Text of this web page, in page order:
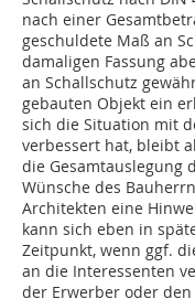
nach einer
geschuldete Maß an
damaligen Fassung
an Schallschutz
gebauten Objekt ein
sich die Situation mit
verbessert hat, bleibt
die Gesamtauslegung
Wünsche des
Architekten eine
kann sich eben in
Zeitpunkt, wenn ggf.
an die Interessenten
der Erwerber oder